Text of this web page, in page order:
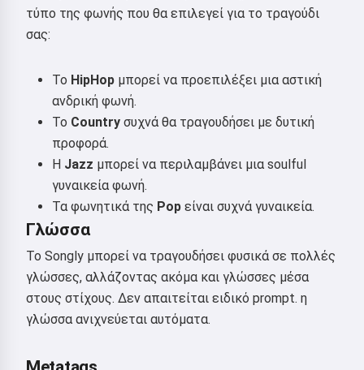
τύπο της φωνής που θα επιλεγεί για το τραγούδι
σας:
Το HipHop μπορεί να προεπιλέξει μια αστική
ανδρική φωνή.
Το Country συχνά θα τραγουδήσει με δυτική
προφορά.
Η Jazz μπορεί να περιλαμβάνει μια soulful
γυναικεία φωνή.
Τα φωνητικά της Pop είναι συχνά γυναικεία.
Γλώσσα
Το Songly μπορεί να τραγουδήσει φυσικά σε πολλές
γλώσσες, αλλάζοντας ακόμα και γλώσσες μέσα
στους στίχους. Δεν απαιτείται ειδικό prompt. η
γλώσσα ανιχνεύεται αυτόματα.
Μπορώ να δημιουργήσω
τραγούδια, να γράψω ποιήματα
και ευχές 🥰